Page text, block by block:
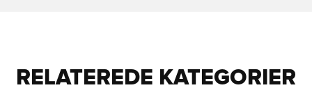
RELATEREDE KATEGORIER